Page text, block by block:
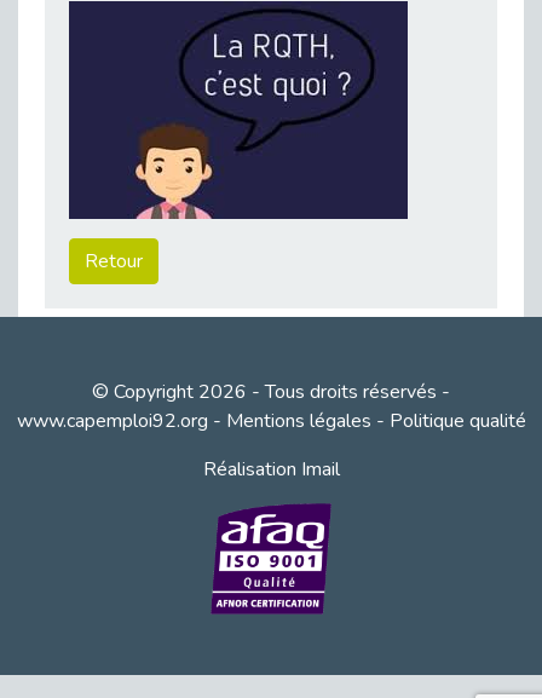
Publié le 31/03/2026
Publié le 30/03/2026
Publié le 30/03/2026
Mieux appréhender les enjeux du handicap singulier en entreprise - vidéo
DOETH 2025: Fin de l'écrêtement
Publié le 24/03/2026
Retour
© Copyright 2026 - Tous droits réservés -
www.capemploi92.org - Mentions légales - Politique qualité
Réalisation Imail